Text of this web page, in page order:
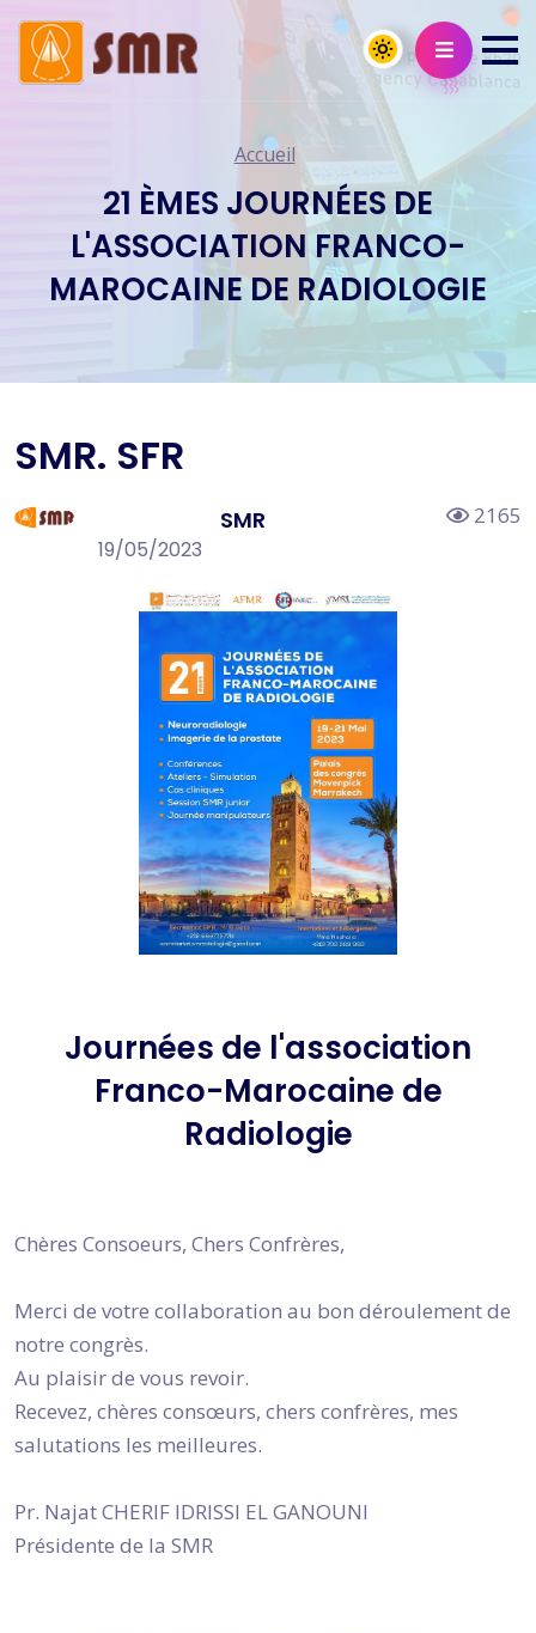
Accueil
21 ÈMES JOURNÉES DE
L'ASSOCIATION FRANCO-
MAROCAINE DE RADIOLOGIE
SMR. SFR
SMR
19/05/2023
2165
Journées de l'association
Franco-Marocaine de
Radiologie
Chères Consoeurs, Chers Confrères,
Merci de votre collaboration au bon déroulement de
notre congrès.
Au plaisir de vous revoir.
Recevez, chères consœurs, chers confrères, mes
salutations les meilleures.
Pr. Najat CHERIF IDRISSI EL GANOUNI
Présidente de la SMR